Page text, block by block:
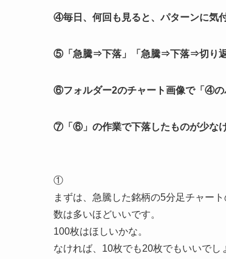
④毎日、何回も見ると、パターンに気
⑤「急騰⇒下落」「急騰⇒下落⇒切り
⑥フォルダー2のチャート画像で「④の
⑦「⑥」の作業で下落したものが少な
①
まずは、急騰した銘柄の5分足チャート
数は多いほどいいです。
100枚はほしいかな。
なければ、10枚でも20枚でもいいでし